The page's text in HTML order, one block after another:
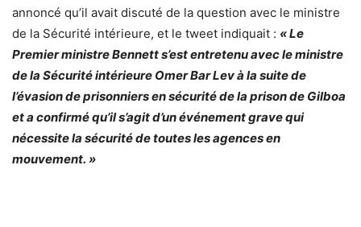
annoncé qu’il avait discuté de la question avec le ministre
de la Sécurité intérieure, et le tweet indiquait : « Le
Premier ministre Bennett s’est entretenu avec le ministre
de la Sécurité intérieure Omer Bar Lev à la suite de
l’évasion de prisonniers en sécurité de la prison de Gilboa
et a confirmé qu’il s’agit d’un événement grave qui
nécessite la sécurité de toutes les agences en
mouvement. »